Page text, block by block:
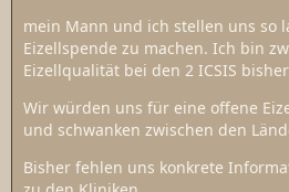
mein Mann und ich stellen uns so
Eizellspende zu machen. Ich bin
Eizellqualität bei den 2 ICSIS
Wir würden uns für eine offene
und schwanken zwischen den
Bisher fehlen uns konkrete